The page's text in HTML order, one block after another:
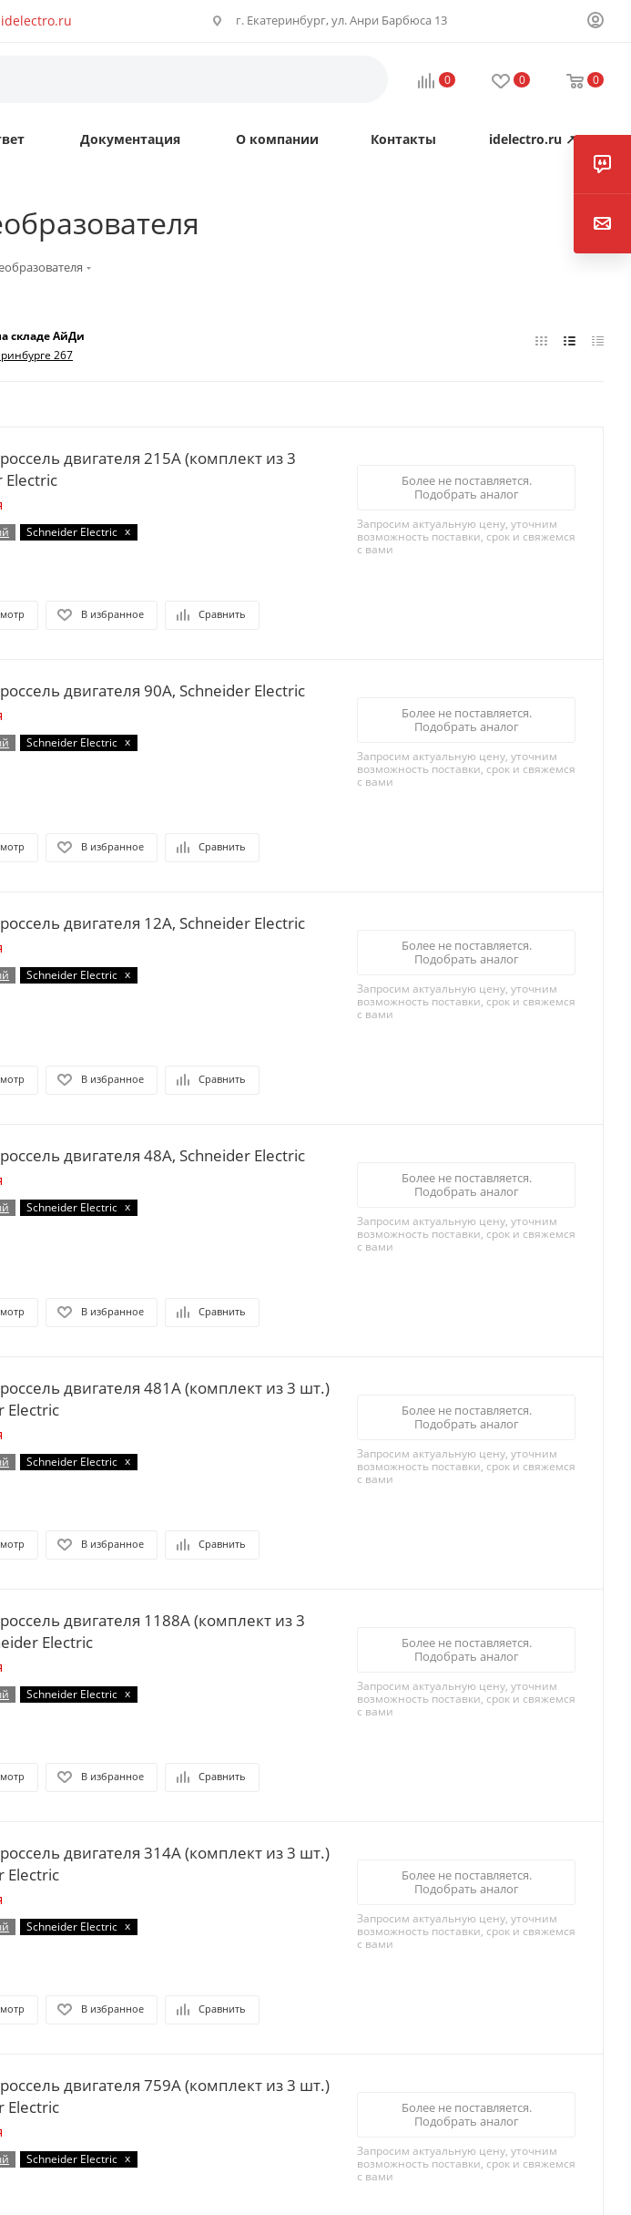
г. Екатеринбург, ул. Анри Барбюса 13
0 0 0
Документация О компании Контакты idelectro.ru ↗
складе АйДи
267
двигателя 215А (комплект из 3
Electric
Schneider Electric x
В избранное Сравнить
Более не поставляется.
Подобрать аналог
Запросим актуальную цену, уточним
возможность поставки, срок и свяжемся
с вами
двигателя 90А, Schneider Electric
Schneider Electric x
В избранное Сравнить
Более не поставляется.
Подобрать аналог
Запросим актуальную цену, уточним
возможность поставки, срок и свяжемся
с вами
двигателя 12А, Schneider Electric
Schneider Electric x
В избранное Сравнить
Более не поставляется.
Подобрать аналог
Запросим актуальную цену, уточним
возможность поставки, срок и свяжемся
с вами
VW3A5102 | Дроссель двигателя 48А, Schneider Electric
Schneider Electric x
В избранное Сравнить
Более не поставляется.
Подобрать аналог
Запросим актуальную цену, уточним
возможность поставки, срок и свяжемся
с вами
481А (комплект из 3 шт.)
Electric
Schneider Electric x
В избранное Сравнить
Более не поставляется.
Подобрать аналог
Запросим актуальную цену, уточним
возможность поставки, срок и свяжемся
с вами
двигателя 1188А (комплект из 3
Electric
Schneider Electric x
В избранное Сравнить
Более не поставляется.
Подобрать аналог
Запросим актуальную цену, уточним
возможность поставки, срок и свяжемся
с вами
двигателя 314А (комплект из 3 шт.)
Electric
Schneider Electric x
В избранное Сравнить
Более не поставляется.
Подобрать аналог
Запросим актуальную цену, уточним
возможность поставки, срок и свяжемся
с вами
двигателя 759А (комплект из 3 шт.)
Electric
Schneider Electric x
Более не поставляется.
Подобрать аналог
Запросим актуальную цену, уточним
возможность поставки, срок и свяжемся
с вами